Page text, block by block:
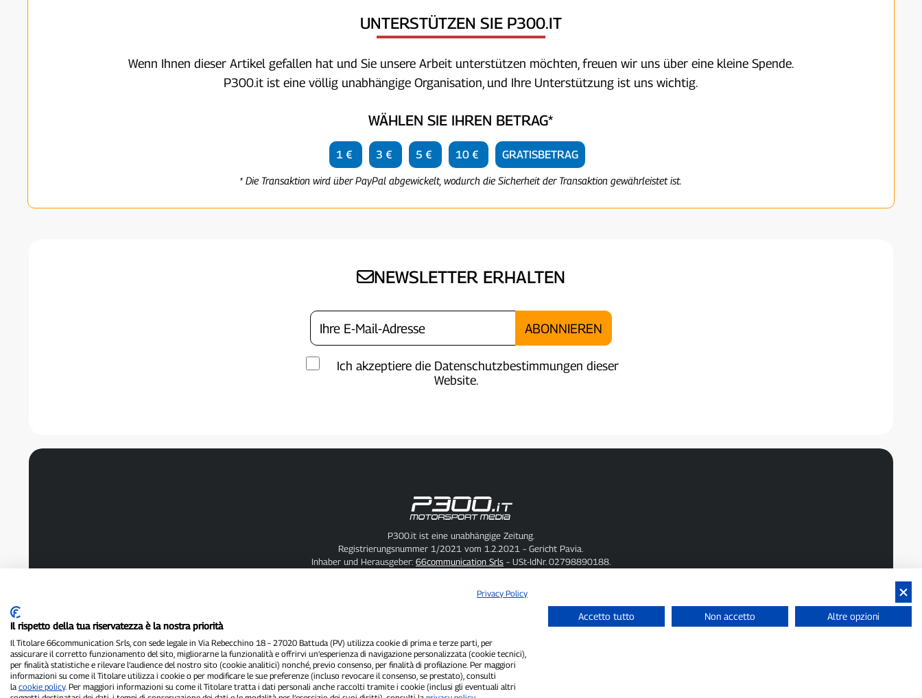
UNTERSTÜTZEN SIE P300.IT
Wenn Ihnen dieser Artikel gefallen hat und Sie unsere Arbeit unterstützen möchten, freuen wir uns über eine kleine Spende.
P300.it ist eine völlig unabhängige Organisation, und Ihre Unterstützung ist uns wichtig.
WÄHLEN SIE IHREN BETRAG*
1 € 3 € 5 € 10 € GRATISBETRAG
* Die Transaktion wird über PayPal abgewickelt, wodurch die Sicherheit der Transaktion gewährleistet ist.
NEWSLETTER ERHALTEN
Ich akzeptiere die Datenschutzbestimmungen dieser
Website.
P300.it ist eine unabhängige Zeitung.
Registrierungsnummer 1/2021 vom 1.2.2021 – Gericht Pavia.
Inhaber und Herausgeber: 66communication Srls– USt-IdNr. 02798890188.
„Wenn es wirklich passiert ist, findet man es auf P300.it.“
Copyright © P300.it 2012–2026
Privacy Policy
Il rispetto della tua riservatezza è la nostra priorità
Il Titolare 66communication Srls, con sede legale in Via Rebecchino 18 – 27020 Battuda (PV) utilizza cookie di prima e terze parti, per
assicurare il corretto funzionamento del sito, migliorarne la funzionalità e offrirvi un’esperienza di navigazione personalizzata (cookie tecnici),
per finalità statistiche e rilevare l’audience del nostro sito (cookie analitici) nonché, previo consenso, per finalità di profilazione. Per maggiori
informazioni su come il Titolare utilizza i cookie o per modificare le sue preferenze (incluso revocare il consenso, se prestato), consulti
la cookie policy. Per maggiori informazioni su come il Titolare tratta i dati personali anche raccolti tramite i cookie (inclusi gli eventuali altri
Accetto tutto Non accetto Altre opzioni